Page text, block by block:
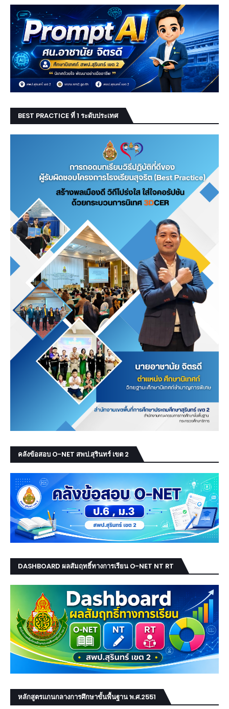
BEST PRACTICE ที่ 1 ระดับประเทศ
คลังข้อสอบ O-NET สพป.สุรินทร์ เขต 2
DASHBOARD ผลสัมฤทธิ์ทางการเรียน O-NET NT RT
หลักสูตรแกนกลางการศึกษาขั้นพื้นฐาน พ.ศ.2551